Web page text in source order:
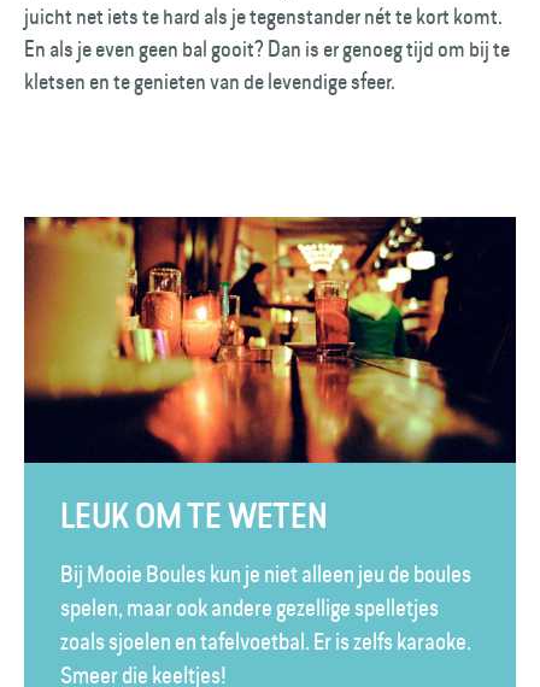
juicht net iets te hard als je tegenstander nét te kort komt.
En als je even geen bal gooit? Dan is er genoeg tijd om bij te
kletsen en te genieten van de levendige sfeer.
LEUK OM TE WETEN
Bij Mooie Boules kun je niet alleen jeu de boules
spelen, maar ook andere gezellige spelletjes
zoals sjoelen en tafelvoetbal. Er is zelfs karaoke.
Smeer die keeltjes!